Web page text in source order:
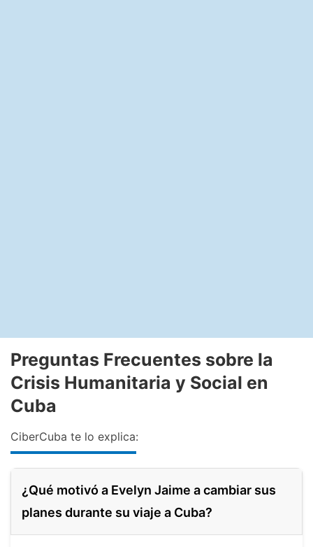
Preguntas Frecuentes sobre la
Crisis Humanitaria y Social en
Cuba
CiberCuba te lo explica:
¿Qué motivó a Evelyn Jaime a cambiar sus
planes durante su viaje a Cuba?